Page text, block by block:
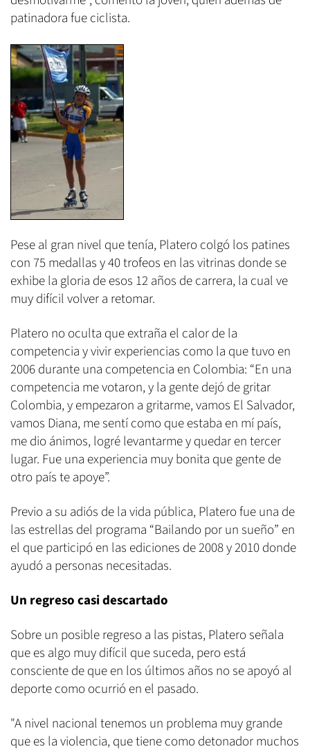
patinadora fue ciclista.
Pese al gran nivel que tenía, Platero colgó los patines
con 75 medallas y 40 trofeos en las vitrinas donde se
exhibe la gloria de esos 12 años de carrera, la cual ve
muy difícil volver a retomar.
Platero no oculta que extraña el calor de la
competencia y vivir experiencias como la que tuvo en
2006 durante una competencia en Colombia: “En una
competencia me votaron, y la gente dejó de gritar
Colombia, y empezaron a gritarme, vamos El Salvador,
vamos Diana, me sentí como que estaba en mí país,
me dio ánimos, logré levantarme y quedar en tercer
lugar. Fue una experiencia muy bonita que gente de
otro país te apoye”.
Previo a su adiós de la vida pública, Platero fue una de
las estrellas del programa “Bailando por un sueño” en
el que participó en las ediciones de 2008 y 2010 donde
ayudó a personas necesitadas.
Un regreso casi descartado
Sobre un posible regreso a las pistas, Platero señala
que es algo muy difícil que suceda, pero está
consciente de que en los últimos años no se apoyó al
deporte como ocurrió en el pasado.
"A nivel nacional tenemos un problema muy grande
que es la violencia, que tiene como detonador muchos